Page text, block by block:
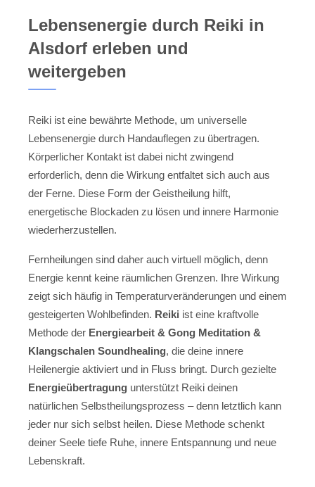
Lebensenergie durch Reiki in
Alsdorf erleben und
weitergeben
Reiki ist eine bewährte Methode, um universelle
Lebensenergie durch Handauflegen zu übertragen.
Körperlicher Kontakt ist dabei nicht zwingend
erforderlich, denn die Wirkung entfaltet sich auch aus
der Ferne. Diese Form der Geistheilung hilft,
energetische Blockaden zu lösen und innere Harmonie
wiederherzustellen.
Fernheilungen sind daher auch virtuell möglich, denn
Energie kennt keine räumlichen Grenzen. Ihre Wirkung
zeigt sich häufig in Temperaturveränderungen und einem
gesteigerten Wohlbefinden. Reiki ist eine kraftvolle
Methode der Energiearbeit & Gong Meditation &
Klangschalen Soundhealing, die deine innere
Heilenergie aktiviert und in Fluss bringt. Durch gezielte
Energieübertragung unterstützt Reiki deinen
natürlichen Selbstheilungsprozess – denn letztlich kann
jeder nur sich selbst heilen. Diese Methode schenkt
deiner Seele tiefe Ruhe, innere Entspannung und neue
Lebenskraft.